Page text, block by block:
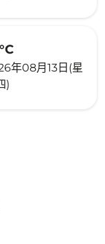
年08月13日(星
)